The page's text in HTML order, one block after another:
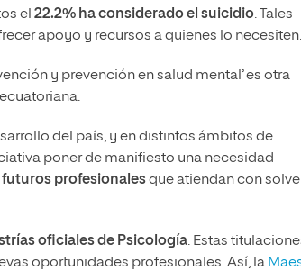
el 22.2% ha considerado el suicidio. Tales
apoyo y recursos a quienes lo necesiten.
y prevención en salud mental’ es otra
del país, y en distintos ámbitos de
poner de manifiesto una necesidad
futuros profesionalesque atiendan con
oficiales de Psicología. Estas
oportunidades profesionales. Así, la